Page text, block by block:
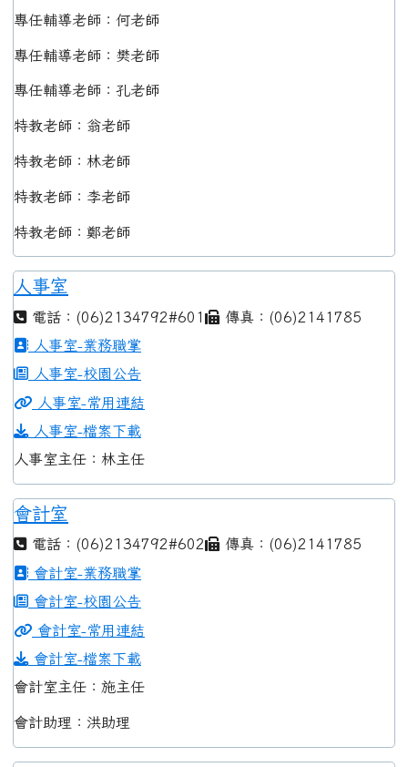
專任輔導老師：何老師
專任輔導老師：樊老師
專任輔導老師：孔老師
特教老師：翁老師
特教老師：林老師
特教老師：李老師
特教老師：鄭老師
人事室
電話：(06)2134792#601
傳真：(06)2141785
人事室-業務職掌
人事室-校園公告
人事室-常用連結
人事室-檔案下載
人事室主任：林主任
會計室
電話：(06)2134792#602
傳真：(06)2141785
會計室-業務職掌
會計室-校園公告
會計室-常用連結
會計室-檔案下載
會計室主任：施主任
會計助理：洪助理